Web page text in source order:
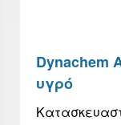
Dynachem
υγρό